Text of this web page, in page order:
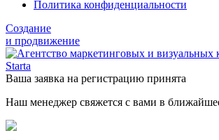
Политика конфиденциальности
Создание
и продвижение
Ваша заявка на регистрацию принята
Наш менеджер свяжется с вами в